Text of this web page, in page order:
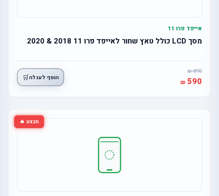
אייפד פרו 11
מסך LCD כולל טאץ שחור לאייפד פרו 11 2018 & 2020
890
590 הוסף לעגלה🛒
מבצע 🔥